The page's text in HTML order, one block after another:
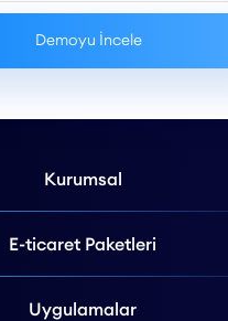
Kurumsal
E-ticaret Paketleri
Uygulamalar